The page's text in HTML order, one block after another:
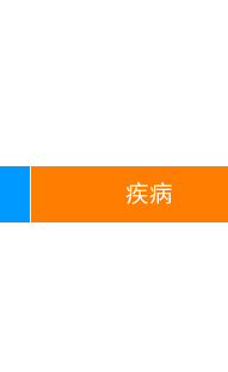
疾病